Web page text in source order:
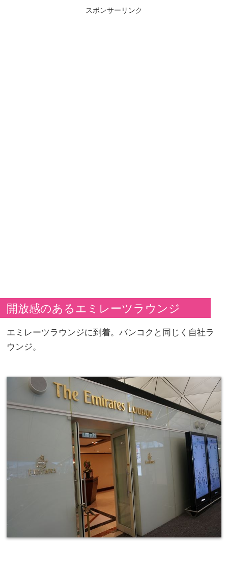
スポンサーリンク
開放感のあるエミレーツラウンジ
エミレーツラウンジに到着。バンコクと同じく自社ラ
ウンジ。